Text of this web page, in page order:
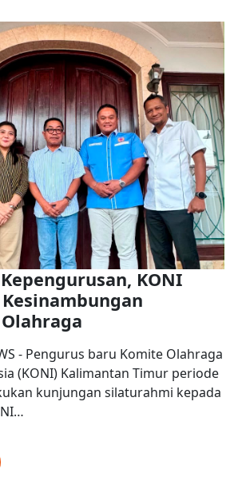
KONI
- Pengurus baru Komite Olahraga
(KONI) Kalimantan Timur periode
kunjungan silaturahmi kepada